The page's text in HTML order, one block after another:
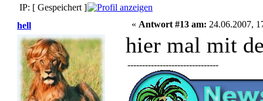
IP: [ Gespeichert ]
hell
« Antwort #13 am: 24.06.2007,
hier mal mit
-------------------------------